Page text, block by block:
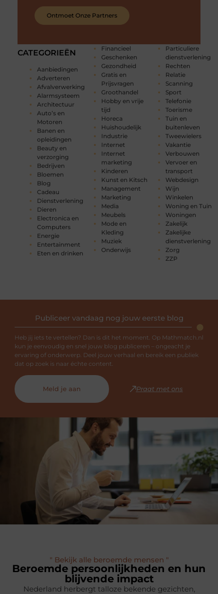
CATEGORIEËN
Aanbiedingen
Adverteren
Afvalverwerking
Alarmsysteem
Architectuur
Auto’s en
Motoren
Banen en
opleidingen
Beauty en
verzorging
Bedrijven
Bloemen
Blog
Cadeau
Dienstverlening
Dieren
Electronica en
Computers
Energie
Entertainment
Eten en drinken
Financieel
Geschenken
Gezondheid
Gratis en
Prijsvragen
Groothandel
Hobby en vrije
tijd
Horeca
Huishoudelijk
Industrie
Internet
Internet
marketing
Kinderen
Kunst en Kitsch
Management
Marketing
Media
Meubels
Mode en
Kleding
Muziek
Onderwijs
Particuliere
dienstverlening
Rechten
Relatie
Scanning
Sport
Telefonie
Toerisme
Tuin en
buitenleven
Tweewielers
Vakantie
Verbouwen
Vervoer en
transport
Webdesign
Wijn
Winkelen
Woning en Tuin
Woningen
Zakelijk
Zakelijke
dienstverlening
Zorg
ZZP
Ontmoet Onze Partners
Publiceer vandaag nog jouw eerste blog
Heb jij iets te vertellen? Dan is dit het moment. Op Mathmatch.nl
kun je eenvoudig en snel jouw blog publiceren – ongeacht je
ervaring of onderwerp. Deel jouw verhaal en bereik een publiek
dat op zoek is naar échte content.
Meld je aan Praat met ons
" Bekijk alle beroemde mensen "
Beroemde persoonlijkheden en hun
blijvende impact
Nederland herbergt talloze bekende gezichten,